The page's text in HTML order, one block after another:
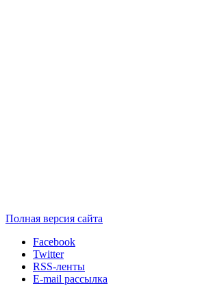
Полная версия сайта
Facebook
Twitter
RSS-ленты
E-mail рассылка